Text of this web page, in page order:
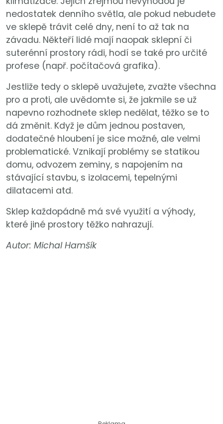
nedostatek denního světla, ale pokud nebudete
ve sklepě trávit celé dny, není to až tak na
závadu. Někteří lidé mají naopak sklepní či
suterénní prostory rádi, hodí se také pro určité
profese (např. počítačová grafika).
Jestliže tedy o sklepě uvažujete, zvažte všechna
pro a proti, ale uvědomte si, že jakmile se už
napevno rozhodnete sklep nedělat, těžko se to
dá změnit. Když je dům jednou postaven,
dodatečné hloubení je sice možné, ale velmi
problematické. Vznikají problémy se statikou
domu, odvozem zeminy, s napojením na
stávající stavbu, s izolacemi, tepelnými
dilatacemi atd.
Sklep každopádně má své využití a výhody,
které jiné prostory těžko nahrazují.
Autor: Michal Hamšík